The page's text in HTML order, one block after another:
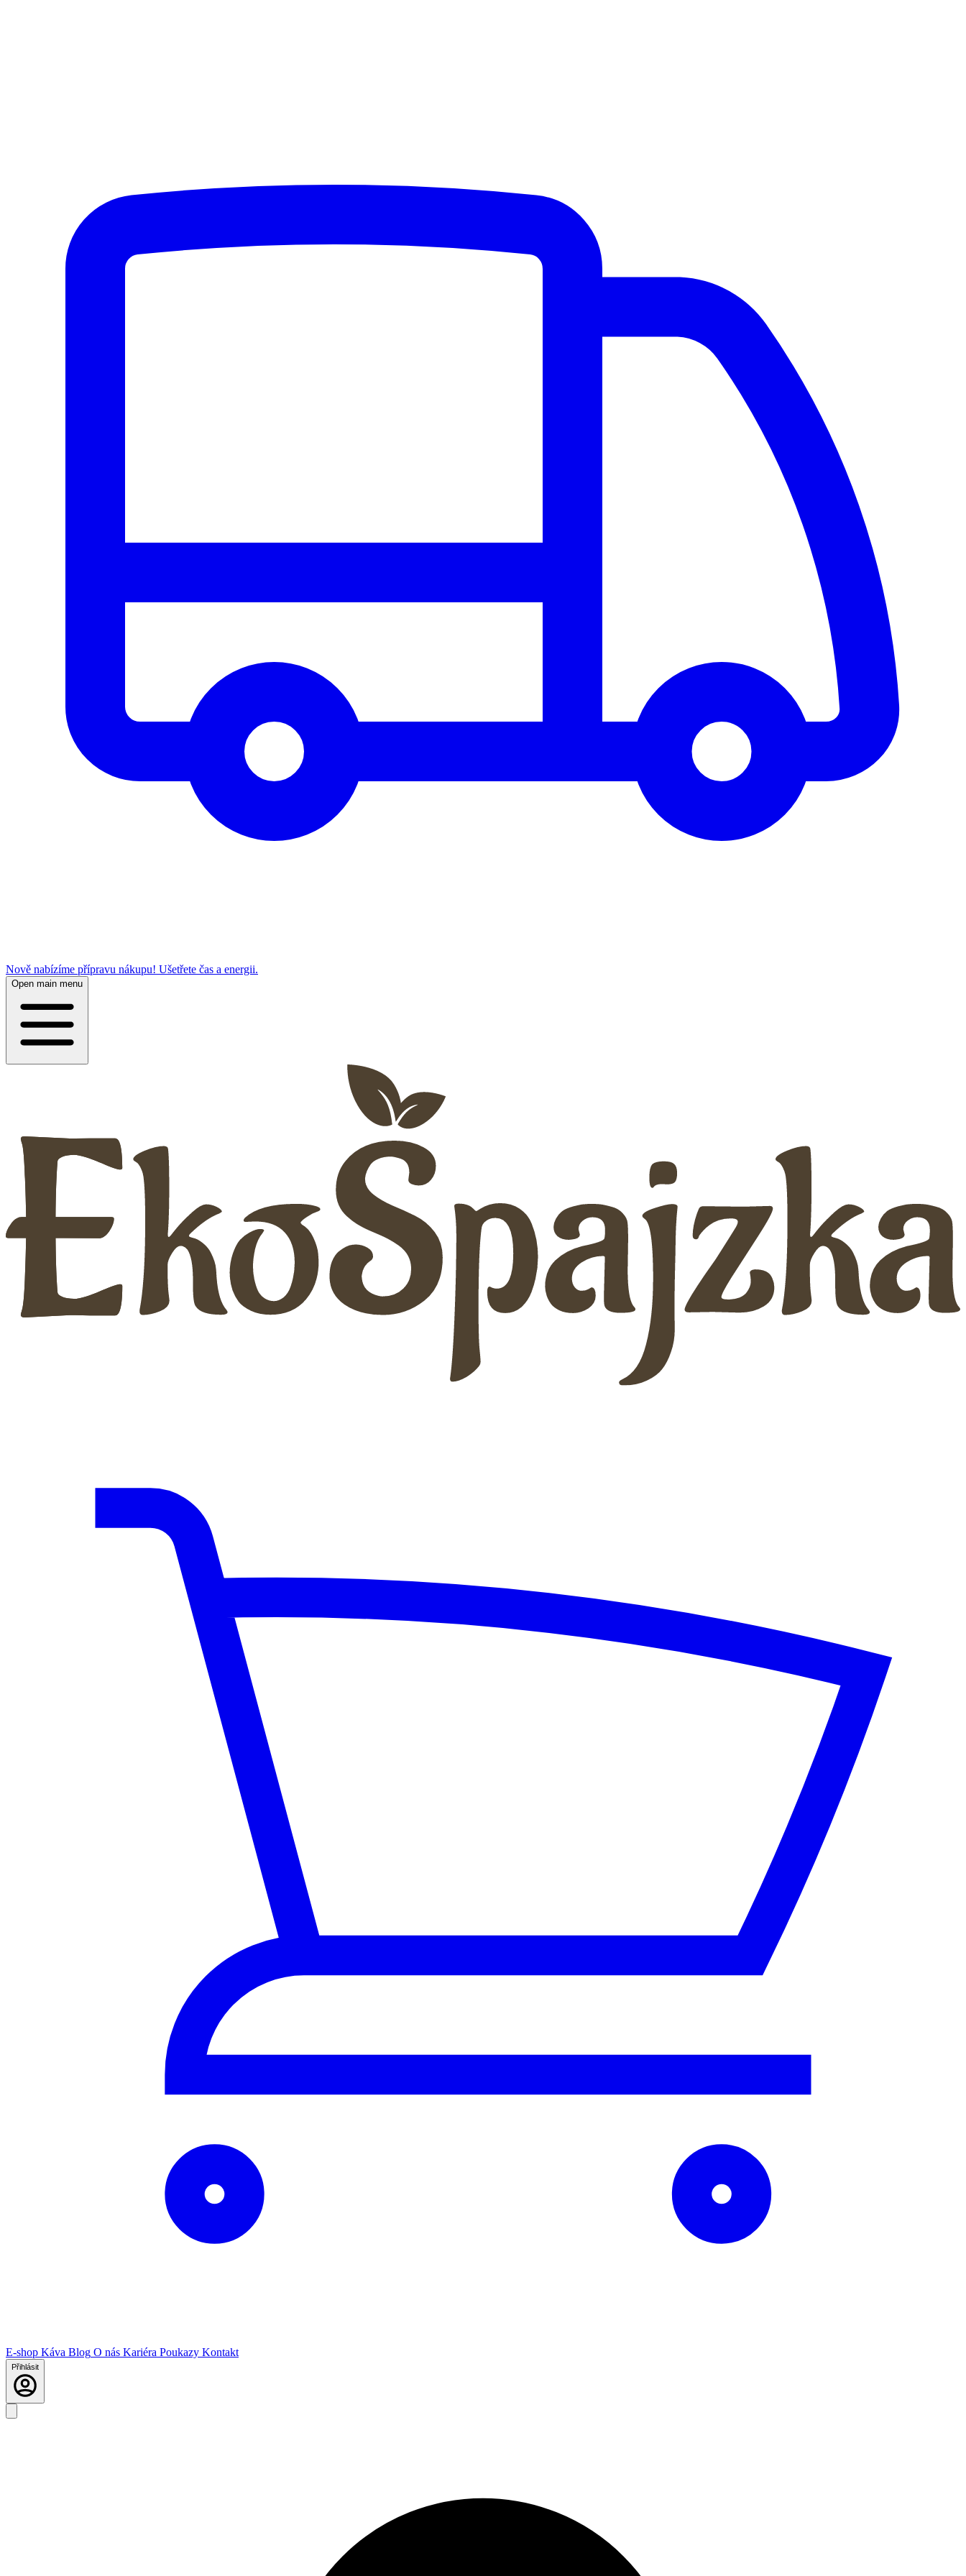
Nově nabízíme přípravu nákupu! Ušetřete čas a energii.
Open main menu
E-shop Káva Blog O nás Kariéra Poukazy Kontakt
Přihlásit